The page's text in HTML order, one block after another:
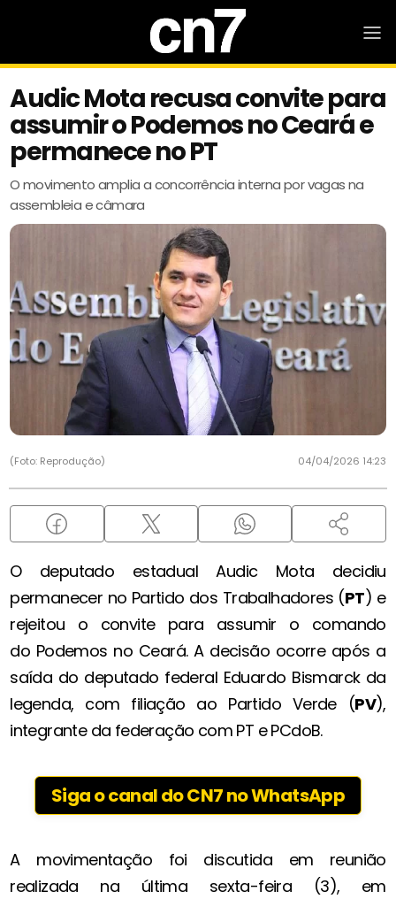
Audic Mota recusa convite para
assumir o Podemos no Ceará e
permanece no PT
O movimento amplia a concorrência interna por vagas na
assembleia e câmara
(Foto: Reprodução) 04/04/2026 14:23
O deputado estadual Audic Mota decidiu
permanecer no Partido dos Trabalhadores (PT) e
rejeitou o convite para assumir o comando
do Podemos no Ceará. A decisão ocorre após a
saída do deputado federal Eduardo Bismarck da
legenda, com filiação ao Partido Verde (PV),
integrante da federação com PT e PCdoB.
Siga o canal do CN7 no WhatsApp
A movimentação foi discutida em reunião
realizada na última sexta-feira (3), em